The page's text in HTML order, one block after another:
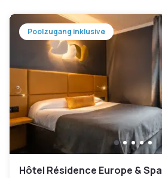
Poolzugang inklusive
Hôtel Résidence Europe & Spa